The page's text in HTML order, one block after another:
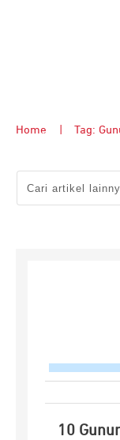
Home
10